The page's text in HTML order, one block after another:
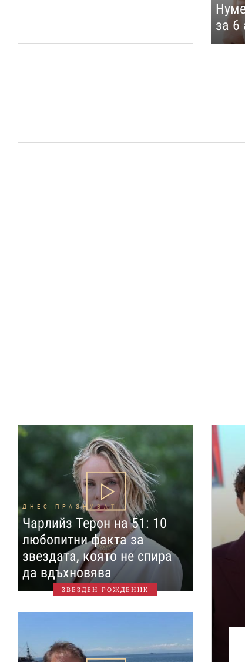
за 6
ДНЕС ПРАЗНУВАТ
Чарлийз Терон на 51: 10
любопитни факта за
звездата, която не спира
да вдъхновява
ЗВЕЗДЕН РОЖДЕНИК